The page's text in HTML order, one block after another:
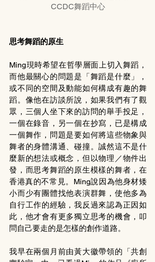
CCDC舞蹈中心
思考舞蹈的原生
Ming現時希望在哲學層面上切入舞蹈，
而他最關心的問題是「舞蹈是什麼」，
或不同的空間及動能如何構成有趣的舞
蹈。像他在訪談所說，如果我們有了觀
眾，三個人坐下來的訪問的舉手投足，
一個在錄音，另一個在抄寫，已是構成
一個舞作，問題是要如何將這些物象與
舞者的身體溝通、碰撞。誠然這不是什
麼新的想法或概念，但以物理／物件出
發，而思考舞蹈的原生模樣的舞者，在
香港真的不常見。Ming說因為他身材矮
小而少有團體找他表演群舞，使他多為
自行工作的經驗，我反過來認為正因如
此，他才會有更多獨立思考的機會，叩
問自己要走的是怎樣的創作道路。
我早在兩個月前由黃大徽帶領的「共創